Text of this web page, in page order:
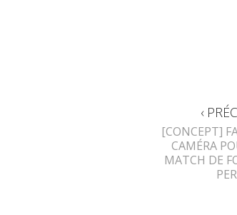
‹
[CONCEPT]
CAMÉRA
MATCH DE